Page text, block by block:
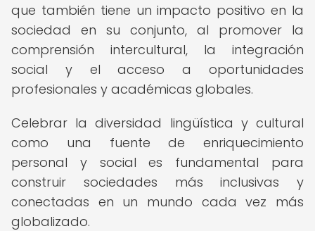
que también tiene un impacto positivo en la
sociedad en su conjunto, al promover la
comprensión intercultural, la integración
social y el acceso a oportunidades
profesionales y académicas globales.
Celebrar la diversidad lingüística y cultural
como una fuente de enriquecimiento
personal y social es fundamental para
construir sociedades más inclusivas y
conectadas en un mundo cada vez más
globalizado.